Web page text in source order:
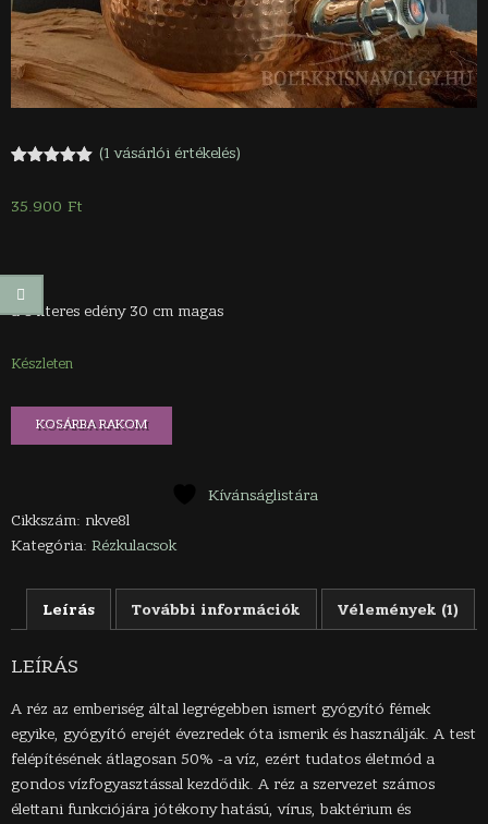
ből,
(1 vásárlói értékelés)
35.900 Ft
a 8 literes edény 30 cm magas
Készleten
Réz
víztisztító
mennyiség
KOSÁRBA RAKOM
Kívánságlistára
Cikkszám: nkve8l
Kategória: Rézkulacsok
Leírás További információk Vélemények (1)
LEÍRÁS
A réz az emberiség által legrégebben ismert gyógyító fémek
egyike, gyógyító erejét évezredek óta ismerik és használják. A test
felépítésének átlagosan 50% -a víz, ezért tudatos életmód a
gondos vízfogyasztással kezdődik. A réz a szervezet számos
élettani funkciójára jótékony hatású, vírus, baktérium és